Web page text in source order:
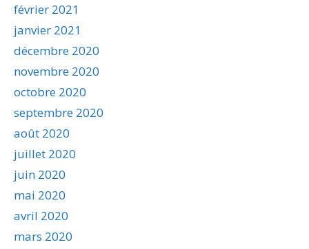
février 2021
janvier 2021
décembre 2020
novembre 2020
octobre 2020
septembre 2020
août 2020
juillet 2020
juin 2020
mai 2020
avril 2020
mars 2020